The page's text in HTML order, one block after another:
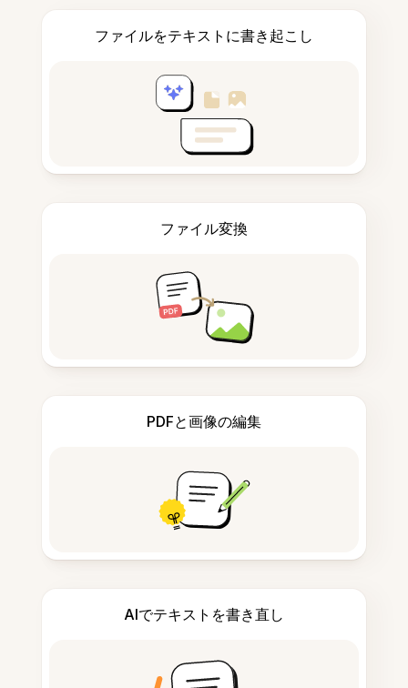
ファイルをテキストに書き起こし
ファイル変換
PDFと画像の編集
AIでテキストを書き直し